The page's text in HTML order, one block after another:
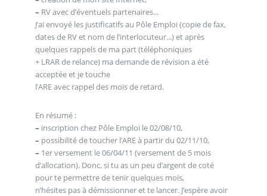
– RV avec d’éventuels partenaires...
J’ai envoyé les justificatifs au Pôle Emploi (copie de fax,
dates de RV et nom de l’interlocuteur...) et après
quelques rappels de ma part (téléphoniques
+ LRAR de relance) ma demande de révision a été
acceptée et je touche
l’ARE avec rappel des mois de retard.
En résumé :
– inscription chez Pôle Emploi le 02/08/10,
– possibilité de toucher l’ARE à partir du 02/11/10,
– 1er versement le 06/04/11 (versement de 5 mois
d’allocation). Donc, si tu as un peu d’argent de coté
pour te permettre de tenir quelques mois,
n’hésites pas à démissionner et te lancer. J’espère avoir